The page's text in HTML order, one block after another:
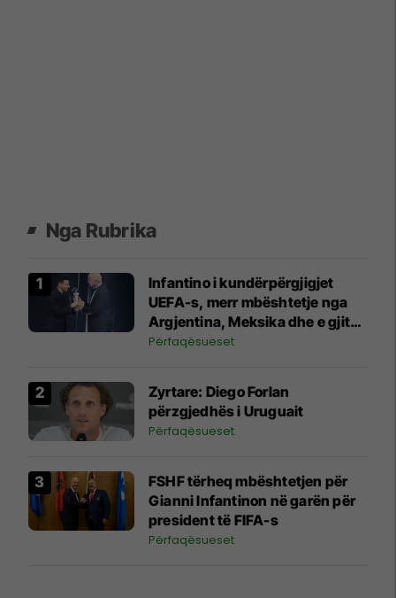
Nga Rubrika
Infantino i kundërpërgjigjet
UEFA-s, merr mbështetje nga
Argjentina, Meksika dhe e gjithë
Afrika
Përfaqësueset
Zyrtare: Diego Forlan
përzgjedhës i Uruguait
Përfaqësueset
FSHF tërheq mbështetjen për
Gianni Infantinon në garën për
president të FIFA-s
Përfaqësueset